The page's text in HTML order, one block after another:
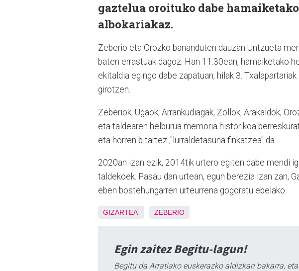
gaztelua oroituko dabe
albokariakaz.
Zeberio eta Orozko bananduten dauzan Untzueta
baten errastuak dagoz. Han 11:30ean, hamaiketako
ekitaldia egingo dabe zapatuan, hilak 3.
girotzen.
Zeberiok, Ugaok, Arrankudiagak, Zollok, Arakaldok,
eta taldearen helburua memoria historikoa
eta horren bitartez ,"lurraldetasuna finkatzea" da.
2020an izan ezik, 2014tik urtero egiten dabe mendi
taldekoek. Pasau dan urtean, egun berezia izan zan,
eben bostehungarren urteurrena gogoratu ebelako.
GIZARTEA ZEBERIO
Egin zaitez Begitu-lagun!
Begitu da Arratiako euskerazko aldizkari bakarra,